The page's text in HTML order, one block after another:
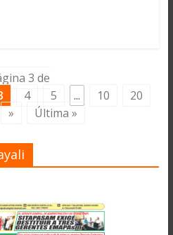
3 de
4 5 ... 10
20
» Última »